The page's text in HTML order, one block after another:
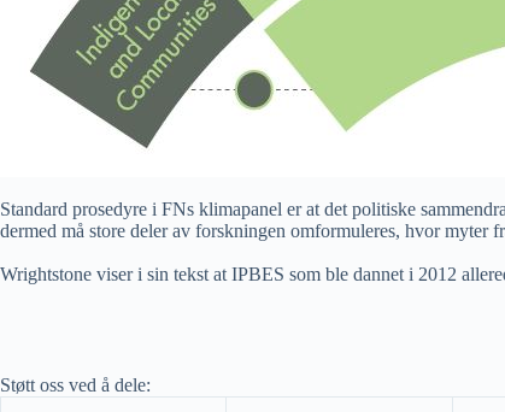
Standard prosedyre i FNs klimapanel er at det politiske
dermed må store deler av forskningen omformuleres, hvor myter
Wrightstone viser i sin tekst at IPBES som ble dannet i 2012
Støtt oss ved å dele: